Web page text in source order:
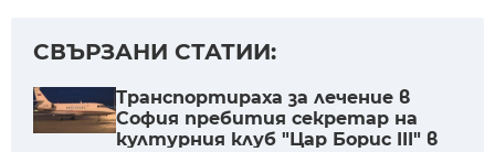
СВЪРЗАНИ СТАТИИ:
Транспортираха за лечение в
София пребития секретар на
културния клуб "Цар Борис III" в